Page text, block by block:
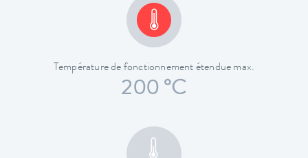
Température de fonctionnement étendue max.
200 °C